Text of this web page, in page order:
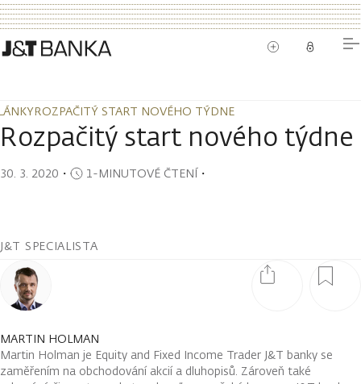
ROZPAČITÝ START NOVÉHO TÝDNE
ROZPAČITÝ START NOVÉHO TÝDNE
Rozpačitý start nového týdne
30. 3. 2020 ・ 1-MINUTOVÉ ČTENÍ・
J&T SPECIALISTA
MARTIN HOLMAN
Martin Holman je Equity and Fixed Income Trader J&T banky se
zaměřením na obchodování akcií a dluhopisů. Zároveň také